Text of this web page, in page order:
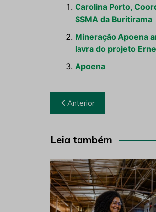
Carolina Porto,
SSMA da Buritirama
Mineração Apoena
lavra do projeto
Apoena
Navegação
de
Post
Anterior
Leia também